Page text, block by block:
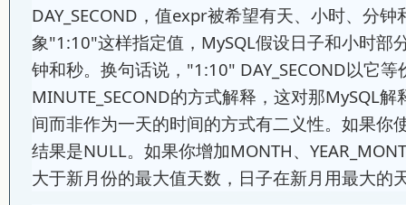
DAY_SECOND，值expr被希望有天、小时、分
象"1:10"这样指定值，MySQL假设日子和小时部
钟和秒。换句话说，"1:10" DAY_SECOND以它
MINUTE_SECOND的方式解释，这对那MySQL
间而非作为一天的时间的方式有二义性。如果你
结果是NULL。如果你增加MONTH、
大于新月份的最大值天数，日子在新月用最大的